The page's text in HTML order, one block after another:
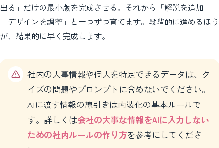
出る」だけの最小版を完成させる。それから「解説を追加」
「デザインを調整」と一つずつ育てます。段階的に進めるほう
が、結果的に早く完成します。
社内の人事情報や個人を特定できるデータは、ク
イズの問題やプロンプトに含めないでください。
AIに渡す情報の線引きは内製化の基本ルールで
す。詳しくは会社の大事な情報をAIに入力しない
ための社内ルールの作り方を参考にしてくださ